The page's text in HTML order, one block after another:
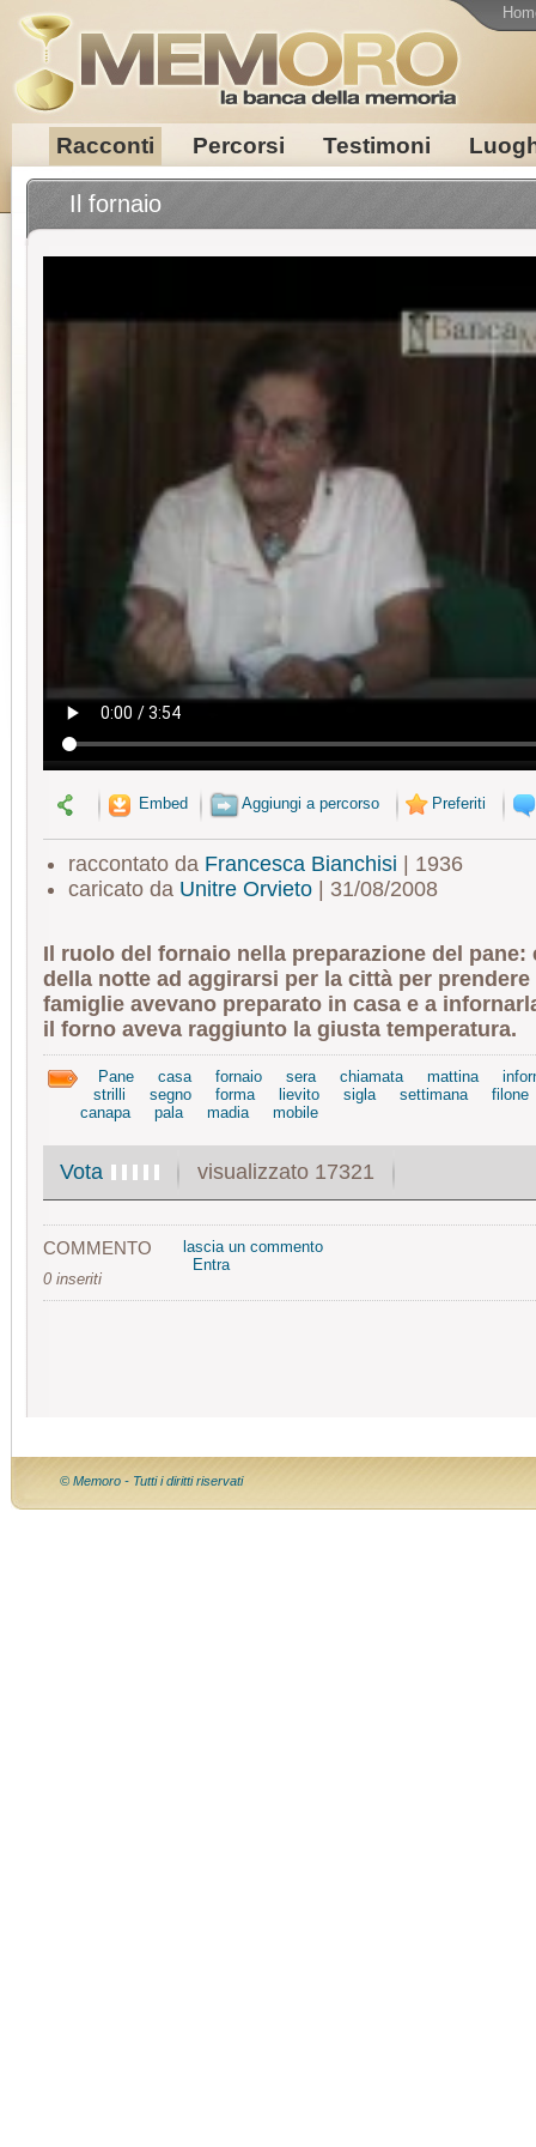
Racconti Percorsi Testimoni
Il fornaio
Embed Aggiungi a percorso Preferiti
raccontato da Francesca Bianchisi | 1936
caricato da Unitre Orvieto| 31/08/2008
Il ruolo del fornaio nella preparazione del pane:
della notte ad aggirarsi per la città per prendere
famiglie avevano preparato in casa e a
il forno aveva raggiunto la giusta temperatura.
Pane casa fornaio sera chiamata mattina
strilli
segno forma lievito sigla settimana
filone
canapa
pala madia mobile
Vota visualizzato 17321
COMMENTO
0 inseriti
lascia un commento
Entra
© Memoro - Tutti i diritti riservati